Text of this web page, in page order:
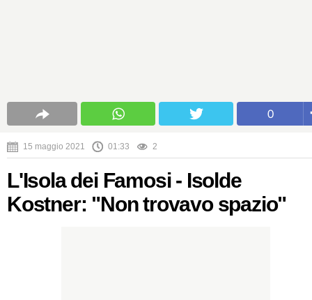
0
15 maggio 2021 01:33 2
L'Isola dei Famosi - Isolde
Kostner: "Non trovavo spazio"